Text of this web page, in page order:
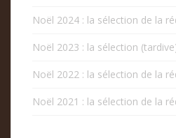
Noël 2024 : la sélection de la
Noël 2023 : la sélection
Noël 2022 : la sélection de la
Noël 2021 : la sélection de la